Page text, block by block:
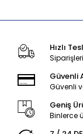
Hızlı
Güvenli
Güvenli
Geniş
Binlerce